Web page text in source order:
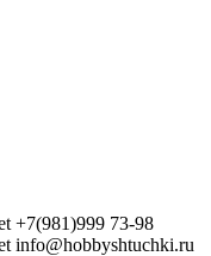
+7(981)999 73-98
info@hobbyshtuchki.ru